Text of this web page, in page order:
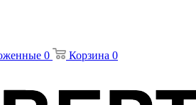
0 Корзина 0